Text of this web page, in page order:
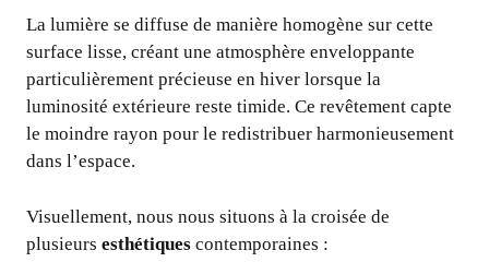
La lumière se diffuse de manière homogène sur cette
surface lisse, créant une atmosphère enveloppante
particulièrement précieuse en hiver lorsque la
luminosité extérieure reste timide. Ce revêtement capte
le moindre rayon pour le redistribuer harmonieusement
dans l’espace.
Visuellement, nous nous situons à la croisée de
plusieurs esthétiques contemporaines :